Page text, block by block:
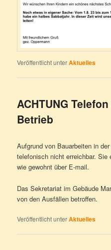
Veröffentlicht unterAktuelles
ACHTUNG
Betrieb
Aufgrund von Bauarbeiten in
telefonisch nicht erreichbar. Sie
wie gewohnt über E-mail.
Das Sekretariat im Gebäude
von den Ausfällen betroffen.
Veröffentlicht unterAktuelles